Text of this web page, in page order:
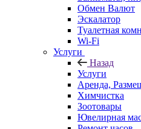
Обмен Валют
Эскалатор
Туалетная
Wi-Fi
Услуги
Назад
Услуги
Аренда,
Химчистка
Зоотовары
Ювелирная